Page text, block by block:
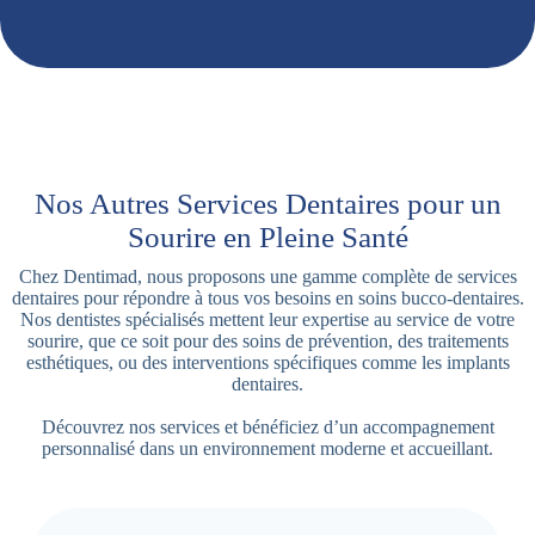
Nos Autres Services Dentaires pour un
Sourire en Pleine Santé
Chez Dentimad, nous proposons une gamme complète de services
dentaires pour répondre à tous vos besoins en soins bucco-dentaires.
Nos dentistes spécialisés mettent leur expertise au service de votre
sourire, que ce soit pour des soins de prévention, des traitements
esthétiques, ou des interventions spécifiques comme les implants
dentaires.
Découvrez nos services et bénéficiez d’un accompagnement
personnalisé dans un environnement moderne et accueillant.